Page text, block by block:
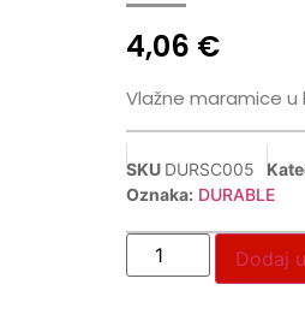
4,06 €
Vlažne maramice u
SKU DURSC005
Oznaka: DURABLE
Dodaj